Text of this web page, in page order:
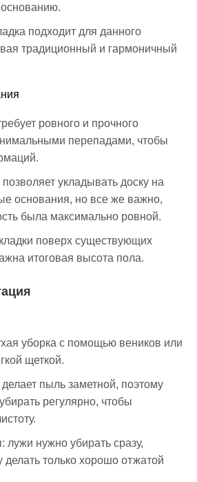
основанию.
подходит для данного
традиционный и гармоничный
ровного и прочного
перепадами, чтобы
укладывать доску на
основания, но все же важно,
была максимально ровной.
поверх существующих
итоговая высота пола.
уборка с помощью веников или
щеткой.
пыль заметной, поэтому
регулярно, чтобы
лужи нужно убирать сразу,
делать только хорошо отжатой